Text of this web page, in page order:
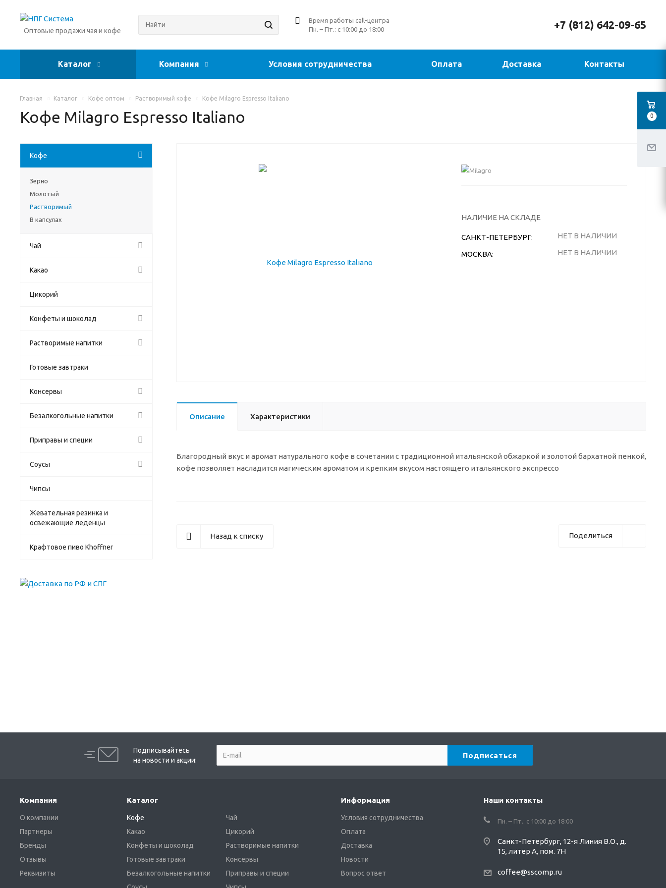
Оптовые продажи чая и кофе
+7 (812) 642-09-65
Время работы call-центра
Пн. – Пт.: с 10:00 до 18:00
Каталог Компания Условия сотрудничества Оплата Доставка Контакты
Главная Каталог Кофе оптом Растворимый кофе Кофе Milagro Espresso Italiano
Кофе Milagro Espresso Italiano
НАЛИЧИЕ НА СКЛАДЕ
САНКТ-ПЕТЕРБУРГ: НЕТ В НАЛИЧИИ
МОСКВА: НЕТ В НАЛИЧИИ
Описание Характеристики
Благородный вкус и аромат натурального кофе в сочетании с традиционной итальянской обжаркой и золотой бархатной пенкой,
кофе позволяет насладится магическим ароматом и крепким вкусом настоящего итальянского экспрессо
Поделиться
Назад к списку
Кофе
Зерно
Молотый
Растворимый
В капсулах
Чай
Какао
Цикорий
Конфеты и шоколад
Растворимые напитки
Готовые завтраки
Консервы
Безалкогольные напитки
Приправы и специи
Соусы
Чипсы
Жевательная резинка и
освежающие леденцы
Крафтовое пиво Khoffner
Подписывайтесь
на новости и акции:
Компания
О компании
Партнеры
Бренды
Отзывы
Реквизиты
Каталог
Кофе
Чай
Какао
Цикорий
Конфеты и шоколад
Растворимые напитки
Готовые завтраки
Консервы
Безалкогольные напитки
Приправы и специи
Информация
Условия сотрудничества
Оплата
Доставка
Новости
Вопрос ответ
Наши контакты
Пн. – Пт.: с 10:00 до 18:00
Санкт-Петербург, 12-я Линия В.О., д.
15, литер А, пом. 7Н
coffee@sscomp.ru
0